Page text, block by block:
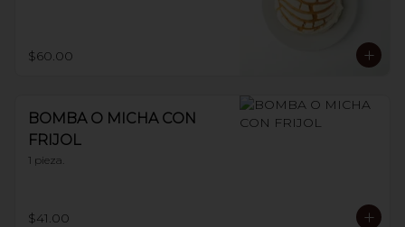
$60.00
BOMBA O MICHA CON
FRIJOL
1 pieza.
$41.00